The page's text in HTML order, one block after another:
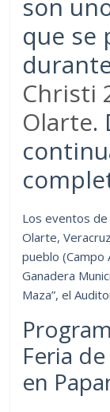
son
que se
Christi
Olarte.
Los eventos de
Olarte,
pueblo (Campo
Ganadera
Maza”, el
Feria
en